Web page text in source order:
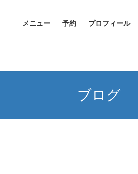
メニュー 予約 プロフィール
ブログ